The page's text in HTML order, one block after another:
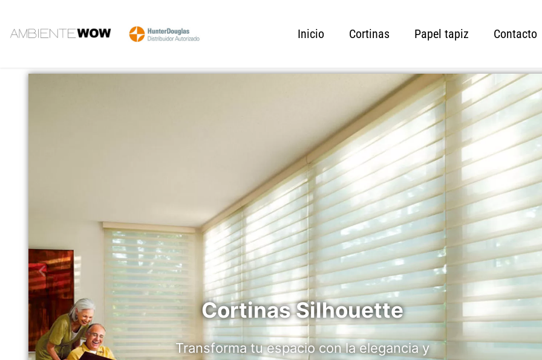
Inicio Cortinas Papel tapiz Contacto
Cortinas Silhouette
Transforma tu espacio con la elegancia y